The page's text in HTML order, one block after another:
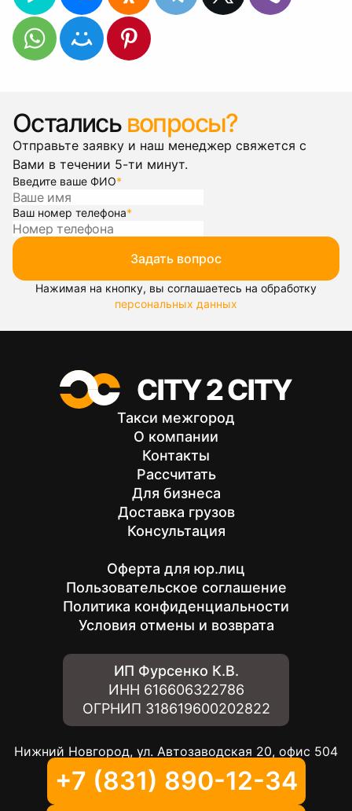
Остались вопросы?
Отправьте заявку и наш менеджер свяжется с
Вами в течении 5-ти минут.
Введите ваше ФИО*
Ваш номер телефона*
Задать вопрос
Нажимая на кнопку, вы соглашаетесь на обработку
персональных данных
Такси межгород
О компании
Контакты
Рассчитать
Для бизнеса
Доставка грузов
Консультация
Оферта для юр.лиц
Пользовательское соглашение
Политика конфиденциальности
Условия отмены и возврата
ИП Фурсенко К.В.
ИНН 616606322786
ОГРНИП 318619600202822
Нижний Новгород, ул. Автозаводская 20, офис 504
+7 (831) 890-12-34